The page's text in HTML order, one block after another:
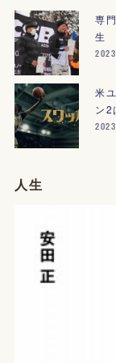
専
生
米
ン2
人生